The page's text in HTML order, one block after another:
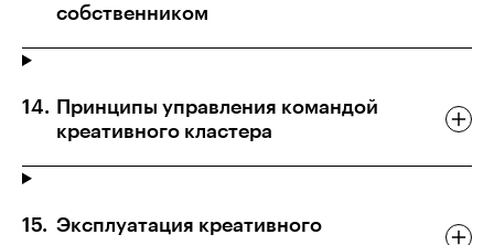
собственником
Принципы управления командой
креативного кластера
Эксплуатация креативного